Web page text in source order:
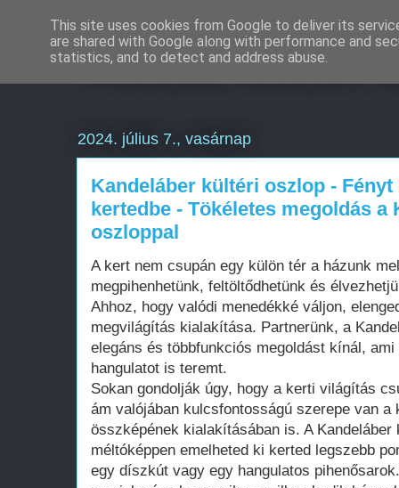
Weboldal készítés
2024. július 7., vasárnap
Kandeláber kültéri oszlop -
kertedbe - Tökéletes megoldás a
oszloppal
A kert nem csupán egy külön tér a házunk
megpihenhetünk, feltöltődhetünk és
Ahhoz, hogy valódi menedékké váljon,
megvilágítás kialakítása. Partnerünk, a
elegáns és többfunkciós megoldást kínál,
hangulatot is teremt.
Sokan gondolják úgy, hogy a kerti világítás
ám valójában kulcsfontosságú szerepe van a
összképének kialakításában is. A
méltóképpen emelheted ki kerted legszebb
egy díszkút vagy egy hangulatos
This site uses cookies from Google to deliver its
are shared with Google along with performance and
statistics, and to detect and address abuse.